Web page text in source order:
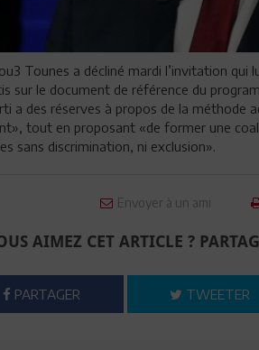
Tounes a décliné mardi l’invitation qui
sur le document de référence du
a des réserves à propos de la méthode
tout en proposant «de former une
sans discrimination, ni exclusion».
Envoyer à un ami
AIMEZ CET ARTICLE ?
PARTAGER TWEETER